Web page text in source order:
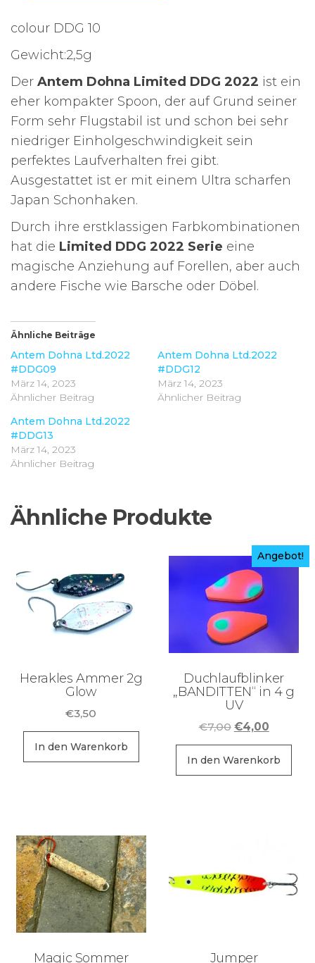
colour DDG 10
Gewicht:2,5g
Der Antem Dohna Limited DDG 2022 ist ein
eher kompakter Spoon, der auf Grund seiner
Form sehr Flugstabil ist und schon bei sehr
niedriger Einholgeschwindigkeit sein
perfektes Laufverhalten frei gibt.
Ausgestattet ist er mit einem Ultra scharfen
Japan Schonhaken.
Durch ihre erstklassigen Farbkombinationen
hat die Limited DDG 2022 Serie eine
magische Anziehung auf Forellen, aber auch
andere Fische wie Barsche oder Döbel.
Ähnliche Beiträge
Antem Dohna Ltd.2022
#DDG09
März 14, 2023
Ähnlicher Beitrag
Antem Dohna Ltd.2022
#DDG12
März 14, 2023
Ähnlicher Beitrag
Antem Dohna Ltd.2022
#DDG13
März 14, 2023
Ähnlicher Beitrag
Ähnliche Produkte
Herakles Ammer 2g
Glow
€3,50
In den Warenkorb
Angebot!
Duchlaufblinker
„BANDITTEN“ in 4 g
UV
€7,00 Ursprünglicher
Preis
war:
€7,00
€4,00
Preis
ist:
€4,00.
In den Warenkorb
Magic Sommer Jumper